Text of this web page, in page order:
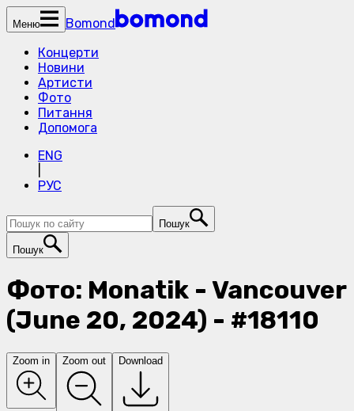
Меню
Bomond
Концерти
Новини
Артисти
Фото
Питання
Допомога
ENG
РУС
Пошук
Пошук
Фото: Monatik - Vancouver
(June 20, 2024) - #18110
Zoom in Zoom out Download